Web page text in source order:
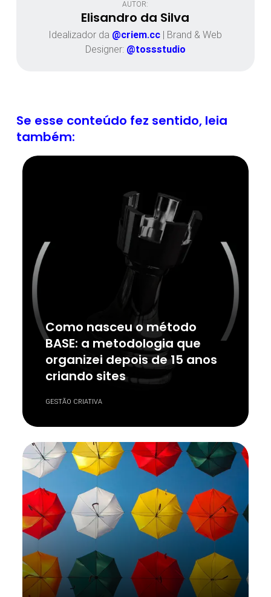
AUTOR:
Elisandro da Silva
Idealizador da @criem.cc | Brand & Web
Designer: @tossstudio
Se esse conteúdo fez sentido, leia
também:
Como nasceu o método
BASE: a metodologia que
organizei depois de 15 anos
criando sites
GESTÃO CRIATIVA